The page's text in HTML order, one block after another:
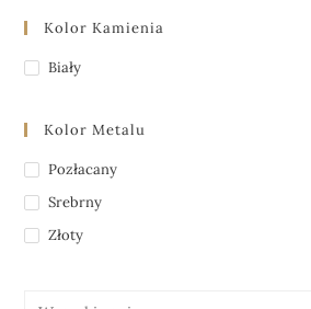
Kolor Kamienia
Biały
Kolor Metalu
Pozłacany
Srebrny
Złoty